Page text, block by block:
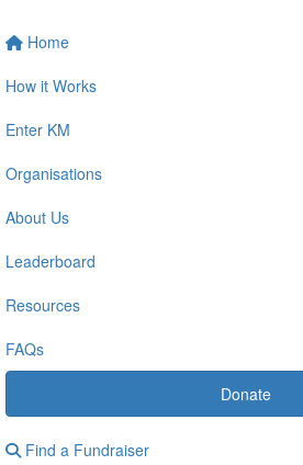
Home
How it Works
Enter KM
Organisations
About Us
Leaderboard
Resources
FAQs
Donate
Find a Fundraiser